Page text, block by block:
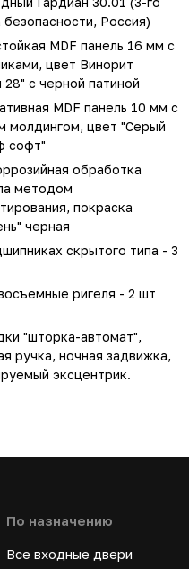
безопасности, Россия)
MDF панель 16 мм с
цвет Винорит
28" с черной патиной
MDF панель 10 мм с
молдингом, цвет "Серый
софт"
обработка
методом
покраска
черная
скрытого типа - 3
ригеля - 2 шт
"шторка-автомат",
ручка, ночная задвижка,
эксцентрик.
По назначению
Все входные двери